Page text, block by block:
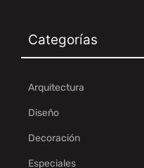
Categorías
Arquitectura
Diseño
Decoración
Especiales